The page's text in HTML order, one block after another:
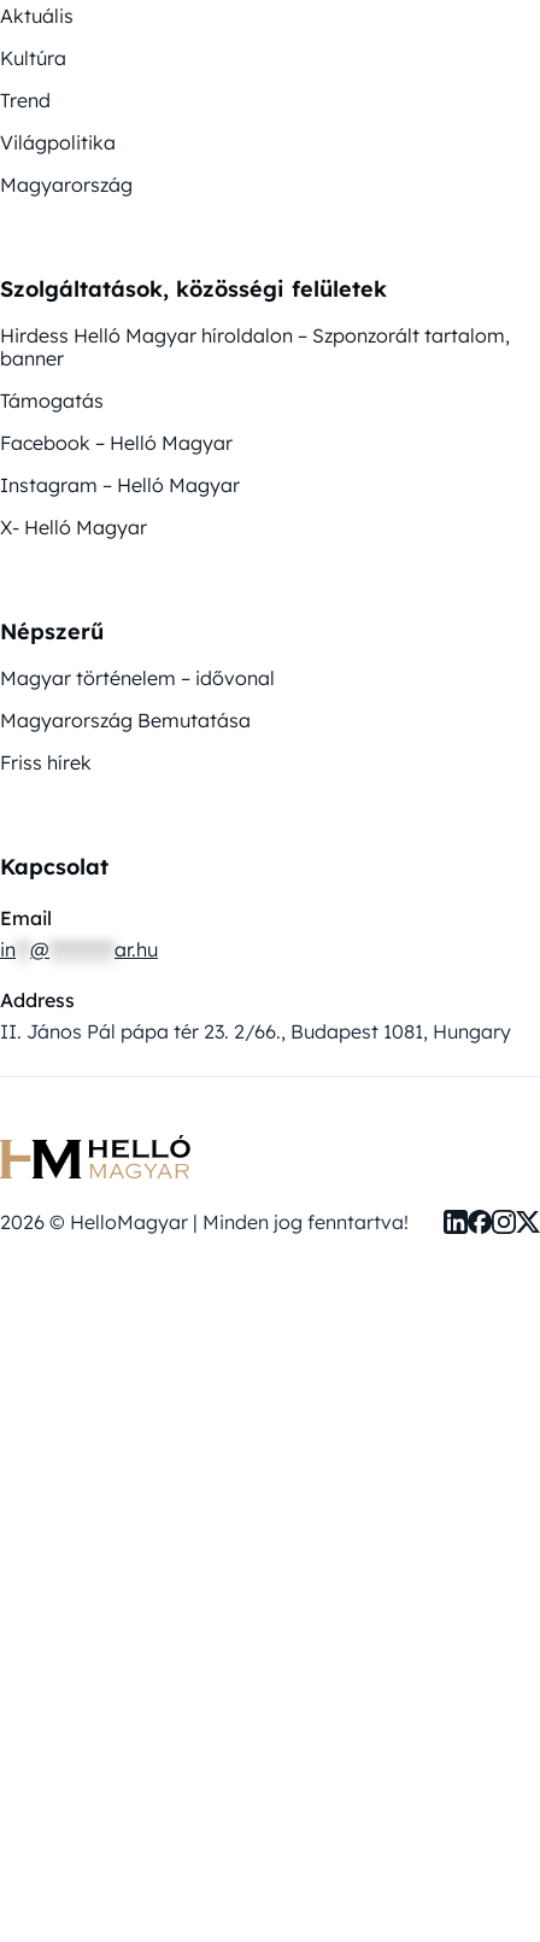
Aktuális
Kultúra
Trend
Világpolitika
Magyarország
Szolgáltatások, közösségi felületek
Hirdess Helló Magyar híroldalon – Szponzorált tartalom,
banner
Támogatás
Facebook – Helló Magyar
Instagram – Helló Magyar
X- Helló Magyar
Népszerű
Magyar történelem – idővonal
Magyarország Bemutatása
Friss hírek
Kapcsolat
Email
in @ ar.hu
Address
II. János Pál pápa tér 23. 2/66., Budapest 1081, Hungary
2026 © HelloMagyar | Minden jog fenntartva!